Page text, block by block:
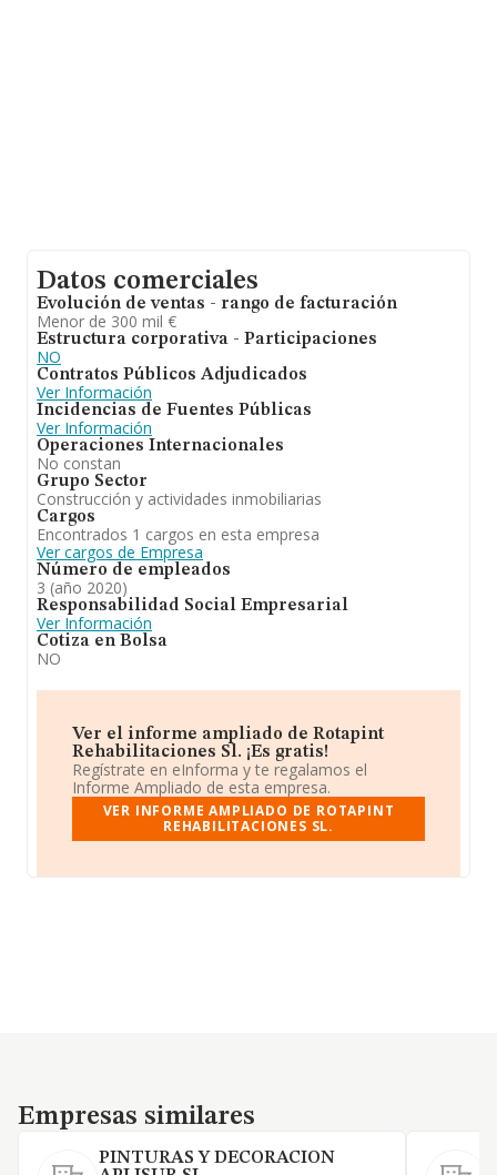
Datos comerciales
Evolución de ventas - rango de facturación
Menor de 300 mil €
Estructura corporativa - Participaciones
NO
Contratos Públicos Adjudicados
Ver Información
Incidencias de Fuentes Públicas
Ver Información
Operaciones Internacionales
No constan
Grupo Sector
Construcción y actividades inmobiliarias
Cargos
Encontrados 1 cargos en esta empresa
Ver cargos de Empresa
Número de empleados
3 (año 2020)
Responsabilidad Social Empresarial
Ver Información
Cotiza en Bolsa
NO
Ver el informe ampliado de Rotapint
Rehabilitaciones Sl. ¡Es gratis!
Regístrate en eInforma y te regalamos el
Informe Ampliado de esta empresa.
VER INFORME AMPLIADO DE ROTAPINT
REHABILITACIONES SL.
Empresas similares
Empresas similares
PINTURAS Y DECORACION